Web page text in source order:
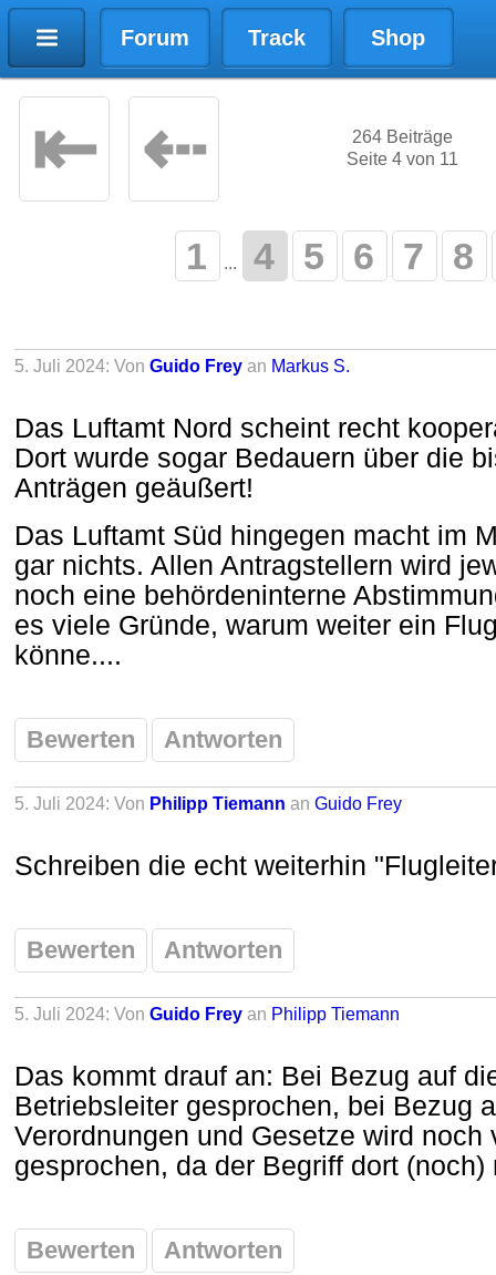
Forum Track Shop
⇤ ⇠
264 Beiträge
Seite 4 von 11
1 ... 4 5 6 7 8
5. Juli 2024: Von Guido Frey an Markus S.
Das Luftamt Nord scheint recht
Dort wurde sogar Bedauern über die
Anträgen geäußert!
Das Luftamt Süd hingegen macht im
gar nichts. Allen Antragstellern wird
noch eine behördeninterne
es viele Gründe, warum weiter ein
könne....
Bewerten Antworten
5. Juli 2024: Von Philipp Tiemann an Guido Frey
Schreiben die echt weiterhin
Bewerten Antworten
5. Juli 2024: Von Guido Frey an Philipp Tiemann
Das kommt drauf an: Bei Bezug auf
Betriebsleiter gesprochen, bei Bezug
Verordnungen und Gesetze wird noch
gesprochen, da der Begriff dort
Bewerten Antworten